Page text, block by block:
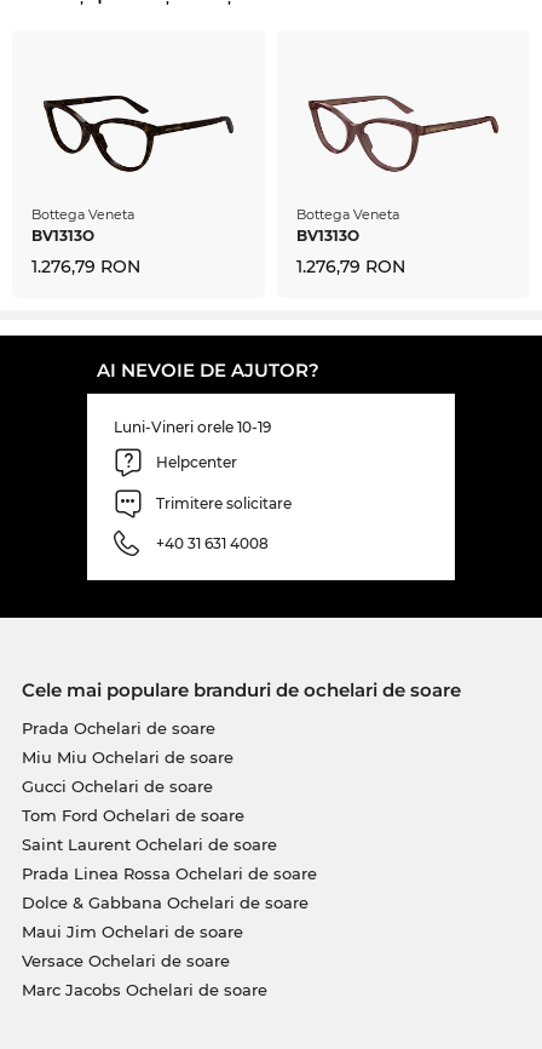
beneficiezi constant de de preţuri mici. Acest
Bottega Veneta
BV1313O
1.276,79 RON
Bottega Veneta
BV1313O
1.276,79 RON
AI NEVOIE DE AJUTOR?
Luni-Vineri orele 10-19
Helpcenter
Trimitere solicitare
+40 31 631 4008
Cele mai populare branduri de ochelari de soare
Prada Ochelari de soare
Miu Miu Ochelari de soare
Gucci Ochelari de soare
Tom Ford Ochelari de soare
Saint Laurent Ochelari de soare
Prada Linea Rossa Ochelari de soare
Dolce & Gabbana Ochelari de soare
Maui Jim Ochelari de soare
Versace Ochelari de soare
Marc Jacobs Ochelari de soare